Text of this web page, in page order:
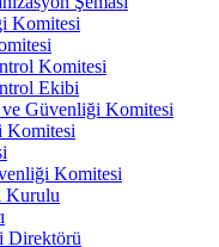
Komitesi
Komitesi
Ekibi
ve Güvenliği Komitesi
Komitesi
Komitesi
Kurulu
Direktörü